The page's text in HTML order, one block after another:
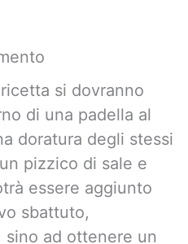
si dovranno
di una padella al
doratura degli stessi
pizzico di sale e
essere aggiunto
sbattuto,
ad ottenere un